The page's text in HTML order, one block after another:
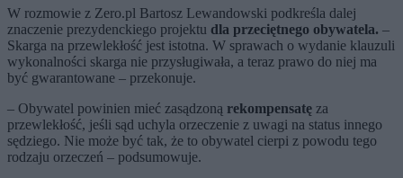
W rozmowie z Zero.pl Bartosz Lewandowski podkreśla dalej
znaczenie prezydenckiego projektu dla przeciętnego obywatela. –
Skarga na przewlekłość jest istotna. W sprawach o wydanie klauzuli
wykonalności skarga nie przysługiwała, a teraz prawo do niej ma
być gwarantowane – przekonuje.
– Obywatel powinien mieć zasądzoną rekompensatę za
przewlekłość, jeśli sąd uchyla orzeczenie z uwagi na status innego
sędziego. Nie może być tak, że to obywatel cierpi z powodu tego
rodzaju orzeczeń – podsumowuje.